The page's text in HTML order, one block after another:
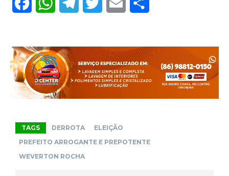
e
b
o
k
W
t
s
A
p
e
g
r
m
t
t
e
i
l
r
e
TAGS DERROTA
ELEIÇÃO
PREFEITO ARROGANTE E PREPOTENTE
WEVERTON ROCHA